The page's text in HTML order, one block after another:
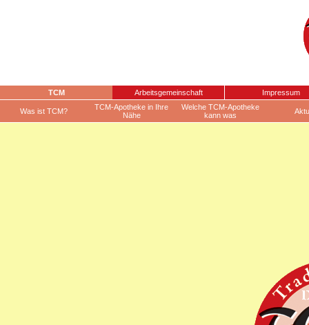
TCM Arbeitsgemeinschaft Impressum
Was ist TCM?
TCM-Apotheke in Ihre
Nähe
Welche TCM-Apotheke
kann was